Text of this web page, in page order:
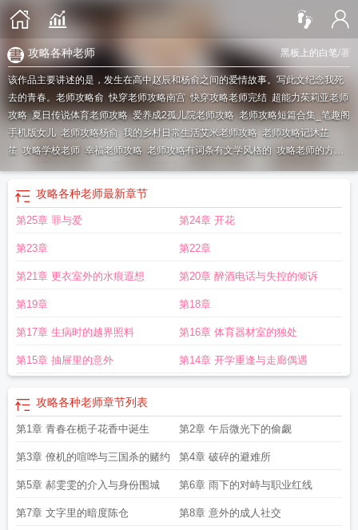
黑板上的白笔/著
攻略各种老师
该作品主要讲述的是，发生在高中赵辰和杨俞之间的爱情故事。写此文纪念我死
去的青春。 老师攻略俞快穿老师攻略南宫快穿攻略老师完结 超能力茱莉亚老师
攻略夏日传说体育老师攻略爱养成2孤儿院老师攻略老师攻略短篇合集_笔趣阁
手机版女儿 老师攻略杨俞 我的乡村日常生活艾米老师攻略 老师攻略记沐芷
笙 攻略学校老师 幸福老师攻略 老师攻略有词条有文学风格的 攻略老师的方
冬日狂想曲体育老师攻略 困难时期体育老师攻略
文免费阅读
校夏日传说法语老师攻略 老师攻略手册老师攻略合集
乡村老师攻略
可以攻略老师的游戏有哪些 老师攻略合集免费阅读
略他攻略老师只有一个月老师完结游戏攻略老师游戏攻略攻略各种老师
略可以攻略老师的gal 老师攻略1-40章免费阅读
俞赵辰老师攻略计划的恋爱游戏风靡学校老师完结攻略 老师攻略 赵辰
攻略各种老师最新章节
第25章 罪与爱 第24章 开花
第23章 第22章
第21章 更衣室外的水痕遐想 第20章 醉酒电话与失控的倾诉
第19章 第18章
第17章 生病时的越界照料 第16章 体育器材室的独处
第15章 抽屉里的意外 第14章 开学重逢与走廊偶遇
攻略各种老师章节列表
第1章 青春在栀子花香中诞生 第2章 午后微光下的偷觑
第3章 僚机的喧哗与三国杀的赌约 第4章 破碎的避难所
第5章 郝雯雯的介入与身份围城 第6章 雨下的对峙与职业红线
第7章 文字里的暗度陈仓 第8章 意外的成人社交